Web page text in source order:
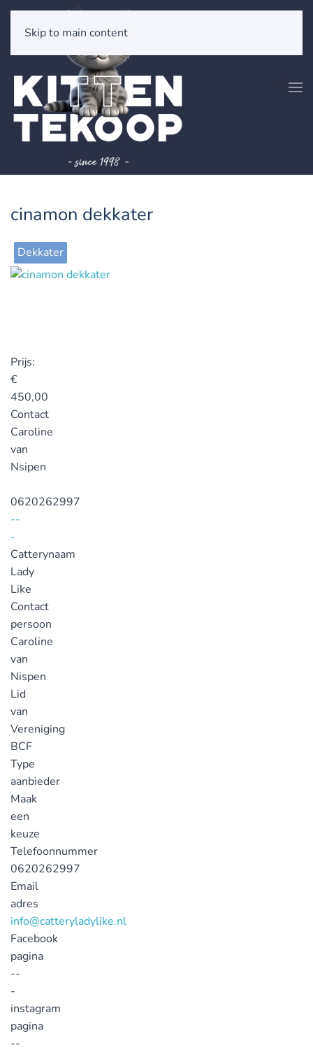
Skip to main content
cinamon dekkater
Dekkater
Prijs:
€
450,00
Contact
Caroline
van
Nsipen
0620262997
--
-
Catterynaam
Lady
Like
Contact
persoon
Caroline
van
Nispen
Lid
van
Vereniging
BCF
Type
aanbieder
Maak
een
keuze
Telefoonnummer
0620262997
Email
adres
info@catteryladylike.nl
Facebook
pagina
--
-
instagram
pagina
--